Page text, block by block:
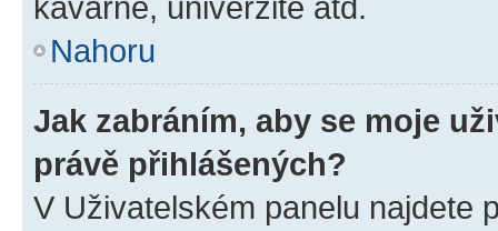
kavárně, univerzitě atd.
Nahoru
Jak zabráním, aby se moje
právě přihlášených?
V Uživatelském panelu najdete